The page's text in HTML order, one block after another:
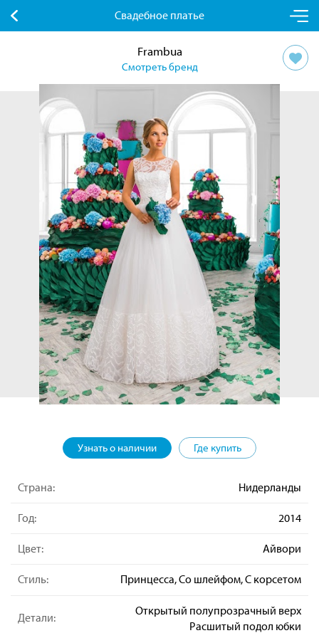
Свадебное платье
Frambua
Смотреть бренд
Узнать о наличии Где купить
Страна: Нидерланды
Год: 2014
Цвет: Айвори
Стиль: Принцесса, Со шлейфом, С корсетом
Детали:
Открытый полупрозрачный верх
Расшитый подол юбки